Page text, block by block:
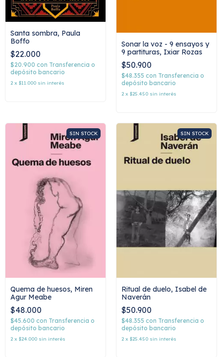
Santa sombra, Paula
Boffo
$22.000
$20.900 con Transferencia o
depósito bancario
2 x $11.000 sin interés
Sonar la voz - 9 ensayos y
9 partituras, Ixiar Rozas
$50.900
$48.355 con Transferencia o
depósito bancario
2 x $25.450 sin interés
SIN STOCK
Quema de huesos, Miren
Agur Meabe
$48.000
$45.600 con Transferencia o
depósito bancario
2 x $24.000 sin interés
SIN STOCK
Ritual de duelo, Isabel de
Naverán
$50.900
$48.355 con Transferencia o
depósito bancario
2 x $25.450 sin interés